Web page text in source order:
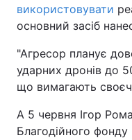
використовувати
основний засіб
"Агресор планує
ударних дронів до
що вимагають
А 5 червня Ігор
Благодійного